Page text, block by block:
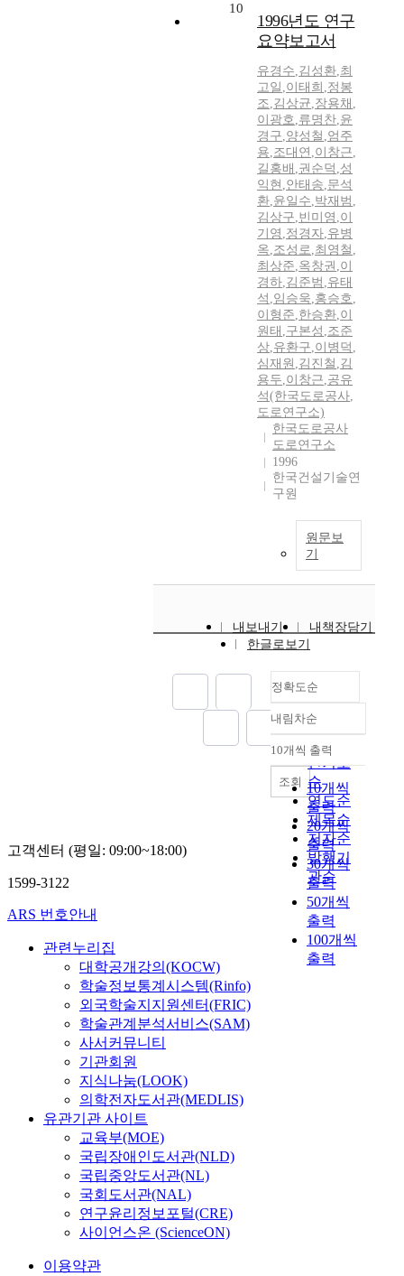
10
1996년도 연구
요약보고서
유경수,김성환,최
고일 ,이태희 ,정봉
조,김상균,장용채 ,
이광호,류명찬,윤
경구,양성철 ,엄주
용,조대연 ,이창근,
길홍배 ,권순덕 ,성
익현 ,안태송,문석
환,윤일수,박재범 ,
김상구,빈미영 ,이
기영 ,정경자,유병
옥,조성로,최영철 ,
최상준,옥창권 ,이
경하,김준범 ,유태
석 ,임승욱,홍승호,
이형준,한승환,이
원태 ,구본성 ,조준
상,유환구,이병덕 ,
심재원 ,김진철 ,김
용두,이창근,공유
석(한국도로공사,
도로연구소)
한국도로공사
도로연구소
1996
한국건설기술연
구원
원문보
기
내보내기
내책장담기
한글로보기
정확도순
정확도
순
인기도
순
연도순
제목순
저자순
발행기
관순
내림차순
내림차순
10개씩 출력
10개씩
출력
20개씩
출력
30개씩
출력
50개씩
출력
100개씩
출력
조회
고객센터 (평일: 09:00~18:00)
1599-3122
ARS 번호안내
관련누리집
대학공개강의(KOCW)
학술정보통계시스템(Rinfo)
외국학술지지원센터(FRIC)
학술관계분석서비스(SAM)
사서커뮤니티
기관회원
지식나눔(LOOK)
의학전자도서관(MEDLIS)
유관기관 사이트
교육부(MOE)
국립장애인도서관(NLD)
국립중앙도서관(NL)
국회도서관(NAL)
연구윤리정보포털(CRE)
사이언스온 (ScienceON)
이용약관